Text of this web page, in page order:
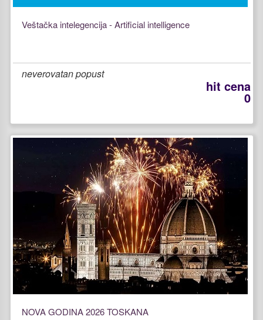
Veštačka intelegencija - Artificial intelligence
neverovatan popust
hit cena
0
NOVA GODINA 2026 TOSKANA